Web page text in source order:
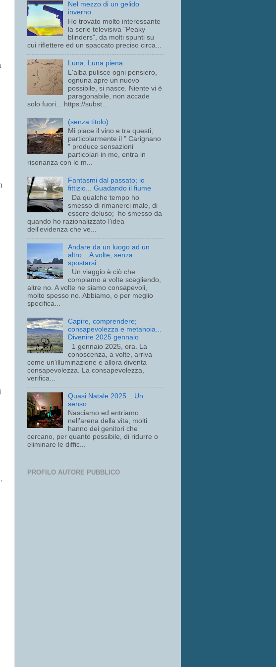
Nel mezzo di un gelido
inverno
Ho trovato molto interessante
la serie televisiva "Peaky
blinders", da molti spunti su
cui riflettere ed un spaccato preciso circa...
Luna, Luna piena
L'alba pulisce ogni pensiero,
ognuna apre un nuovo
possibile, si nasce. Niente vi è
paragonabile, non accade
solo fuori... https://subst...
(senza titolo)
Mi piace il vino e tra questi,
particolarmente il " Carignano
" produce sensazioni
particolari in me, entra in
risonanza con le m...
Fantasmi dal passato; io
fittizio... Guadando il fiume
Da qualche tempo ho
smesso di rimanerci male, di
essere deluso; ho smesso da
quando ho razionalizzato l'idea
dell'evidenza che ve...
Andare da un luogo ad un
altro... A volte, senza
spostarsi.
Un viaggio è ciò che
compiamo a volte scegliendo,
altre no. A volte ne siamo consapevoli,
molto spesso no. Abbiamo, o per meglio
specifica...
Capire, comprendere;
consapevolezza e metanoia...
Divenire 2025 gennaio
1 gennaio 2025, ora. La
conoscenza, a volte, arriva
come un'illuminazione e allora diventa
consapevolezza. La consapevolezza,
verifica...
Quasi Natale 2025... Un
senso...
Nasciamo ed entriamo
nell'arena della vita, molti
hanno dei genitori che
cercano, per quanto possibile, di ridurre o
eliminare le diffic...
PROFILO AUTORE PUBBLICO